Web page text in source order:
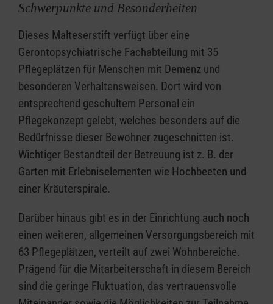
Schwerpunkte und Besonderheiten
Dieses Malteserstift verfügt über eine
Gerontopsychiatrische Fachabteilung mit 35
Pflegeplätzen für Menschen mit Demenz und
besonderen Verhaltensweisen. Dort wird von
entsprechend geschultem Personal ein
Pflegekonzept gelebt, welches besonders auf die
Bedürfnisse dieser Bewohner zugeschnitten ist.
Wichtiger Bestandteil der Betreuung ist z. B. der
Garten mit Erlebniselementen wie Hochbeeten und
einer Kräuterspirale.
Darüber hinaus gibt es in der Einrichtung auch noch
einen weiteren, allgemeinen Versorgungsbereich mit
63 Pflegeplätzen, verteilt auf zwei Wohnbereiche.
Prägend für die Mitarbeiterschaft in diesem Bereich
sind die geringe Fluktuation, das vertrauensvolle